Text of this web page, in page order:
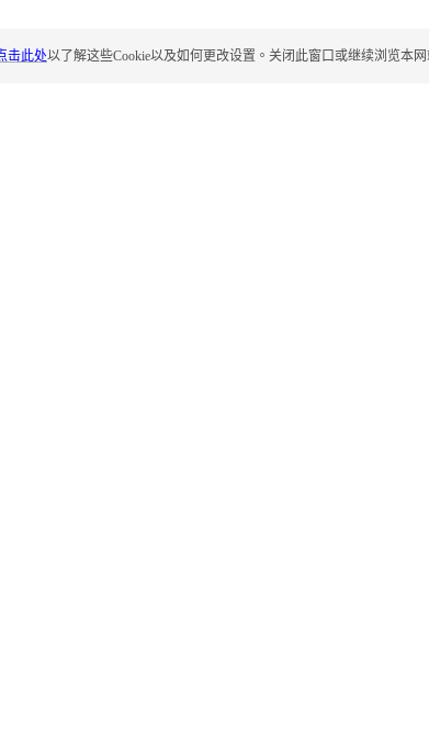
击此处以了解这些Cookie以及如何更改设置。关闭此窗口或继续浏览本